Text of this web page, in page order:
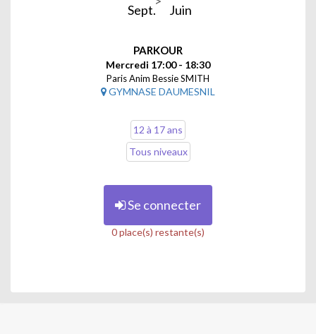
Sept.
Juin
PARKOUR
Mercredi 17:00 - 18:30
Paris Anim Bessie SMITH
GYMNASE DAUMESNIL
12 à 17 ans
Tous niveaux
Se connecter
0 place(s) restante(s)